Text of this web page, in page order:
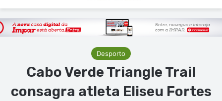
Desporto
Cabo Verde Triangle Trail
consagra atleta Eliseu Fortes